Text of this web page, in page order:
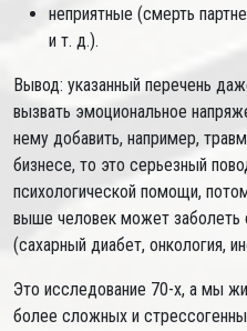
неприятные (смерть
и т. д.).
Вывод: указанный перечень
вызвать эмоциональное
нему добавить, например,
бизнесе, то это серьезный
психологической помощи,
выше человек может заболеть
(сахарный диабет, онкология,
Это исследование 70-х, а мы
более сложных и